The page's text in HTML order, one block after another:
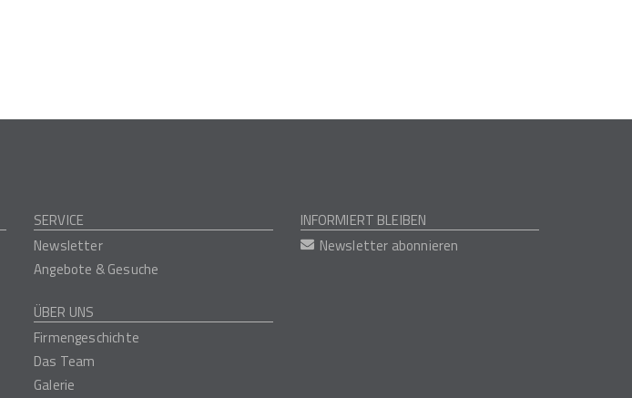
SERVICE
Newsletter
Angebote & Gesuche
ÜBER UNS
Firmengeschichte
Das Team
Galerie
INFORMIERT BLEIBEN
Newsletter abonnieren